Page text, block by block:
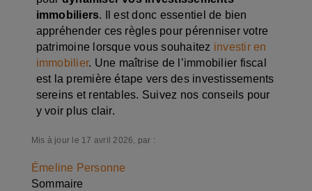
immobiliers. Il est donc essentiel de bien
appréhender ces règles pour pérenniser votre
patrimoine lorsque vous souhaitez investir en
immobilier. Une maîtrise de l’immobilier fiscal
est la première étape vers des investissements
sereins et rentables. Suivez nos conseils pour
y voir plus clair.
Mis à jour le 17 avril 2026, par :
Émeline Personne
Sommaire